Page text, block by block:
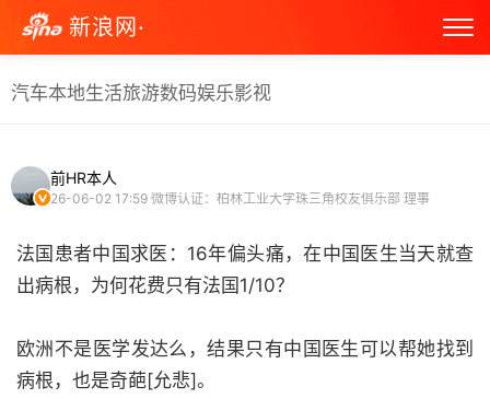
新浪网·
汽车本地生活旅游数码娱乐影视
前HR本人
26-06-02 17:59 微博认证：柏林工业大学珠三角校友俱乐部 理事
法国患者中国求医：16年偏头痛，在中国医生当天就查
出病根，为何花费只有法国1/10？
欧洲不是医学发达么，结果只有中国医生可以帮她找到
病根，也是奇葩[允悲]。